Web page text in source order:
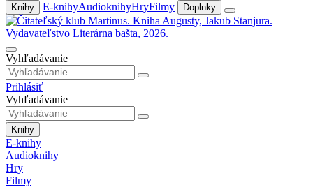
Knihy E-knihyAudioknihyHryFilmy Doplnky
Vyhľadávanie
Prihlásiť
Vyhľadávanie
Knihy
E-knihy
Audioknihy
Hry
Filmy